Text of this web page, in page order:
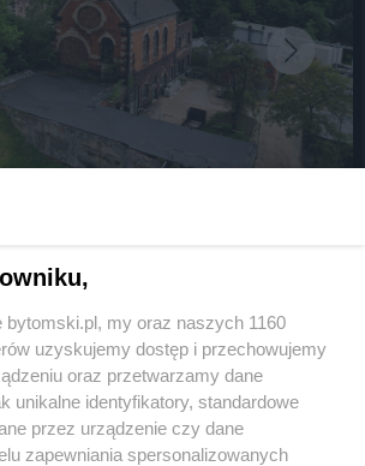
Małgorzaty w Bytomiu
lokalnych
bytomski.pl, my oraz naszych 1160
uzyskujemy dostęp i przechowujemy
oraz przetwarzamy dane
unikalne identyfikatory, standardowe
przez urządzenie czy dane
zapewniania spersonalizowanych